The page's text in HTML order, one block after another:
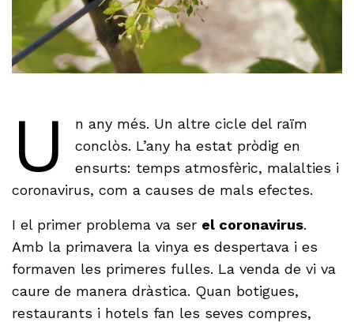
U
n any més. Un altre cicle del raïm
conclòs. L’any ha estat pròdig en
ensurts: temps atmosfèric, malalties i
coronavirus, com a causes de mals efectes.
I el primer problema va ser el coronavirus.
Amb la primavera la vinya es despertava i es
formaven les primeres fulles. La venda de vi va
caure de manera dràstica. Quan botigues,
restaurants i hotels fan les seves compres,